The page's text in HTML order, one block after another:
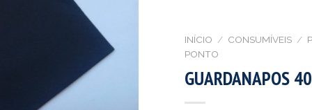
INÍCIO / CONSUMÍVEIS /
PONTO
GUARDANAPOS